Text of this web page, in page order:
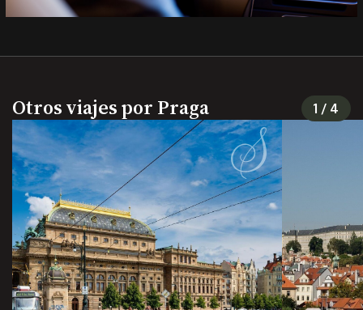
Otros viajes por Praga 1 / 4